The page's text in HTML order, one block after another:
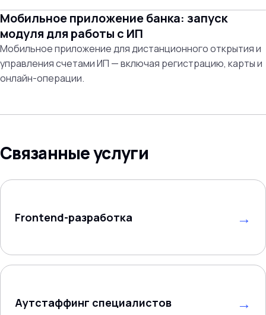
Мобильное приложение банка: запуск
модуля для работы с ИП
Мобильное приложение для дистанционного открытия и
управления счетами ИП — включая регистрацию, карты и
онлайн-операции.
Связанные услуги
Frontend-разработка
Aутстаффинг специалистов